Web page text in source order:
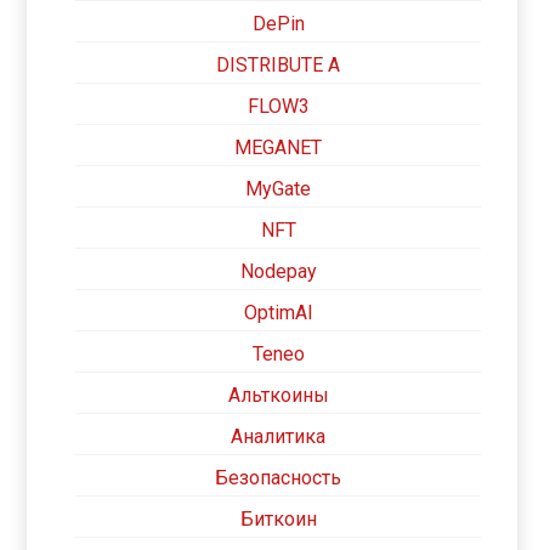
DePin
DISTRIBUTE A
FLOW3
MEGANET
MyGate
NFT
Nodepay
OptimAI
Teneo
Альткоины
Аналитика
Безопасность
Биткоин